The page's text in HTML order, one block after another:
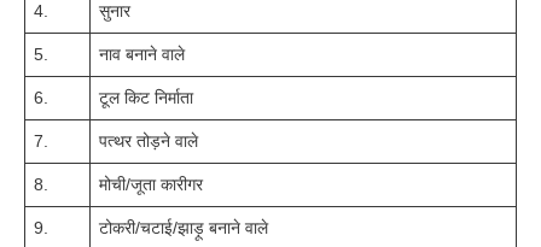
4. सुनार
5. नाव बनाने वाले
6. टूल किट निर्माता
7. पत्थर तोड़ने वाले
8. मोची/जूता कारीगर
9. टोकरी/चटाई/झाड़ू बनाने वाले